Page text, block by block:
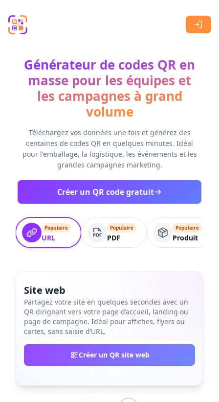
Générateur de codes QR en
masse pour les équipes et
les campagnes à grand
volume
Téléchargez vos données une fois et générez des
centaines de codes QR en quelques minutes. Idéal
pour l'emballage, la logistique, les événements et les
grandes campagnes marketing.
Créer un QR code gratuit
Populaire
URL
Populaire
PDF
Populaire
Produit
Site web
Partagez votre site en quelques secondes avec un
QR dirigeant vers votre page d’accueil, landing ou
page de campagne. Idéal pour affiches, flyers ou
cartes, sans saisie d’URL.
Créer un QR site web